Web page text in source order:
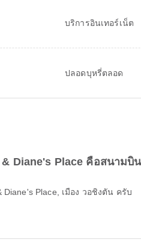
บริการอินเทอร์เน็ต
ปลอดบุหรี่ตลอด
Diane's Place คือสนามบิ
Place, เมือง วอชิงตัน ครับ